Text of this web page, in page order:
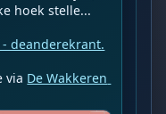
hoek stelle...
deanderekrant.
via De Wakkeren